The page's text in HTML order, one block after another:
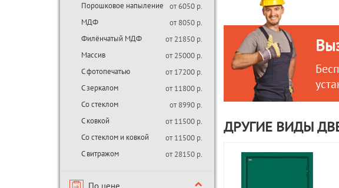
Порошковое напыление
от 6050 р.
МДФ
от 8050 р.
Филёнчатый МДФ
от 21850 р.
Массив
от 25000 р.
С фотопечатью
от 17200 р.
С зеркалом
от 11800 р.
Со стеклом
от 8990 р.
С ковкой
от 11500 р.
Со стеклом и ковкой
от 11500 р.
С витражом
от 28150 р.
ДРУГИЕ ВИДЫ